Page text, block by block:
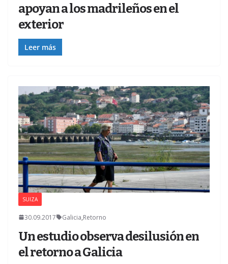
apoyan a los madrileños en el
exterior
Leer más
SUIZA
30.09.2017 Galicia,Retorno
Un estudio observa desilusión en
el retorno a Galicia